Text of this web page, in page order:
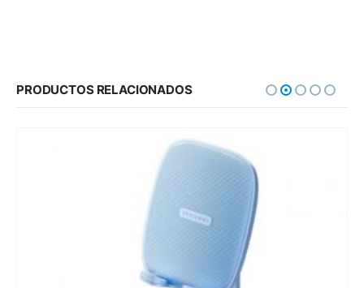
PRODUCTOS RELACIONADOS